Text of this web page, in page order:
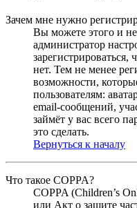
Зачем мне нужно
Вы можете этого и не
администратор
нет. Тем не менее
возможности,
пользователям:
email-сообщений,
займёт у вас всего
это сделать.
Вернуться к началу
Что такое COPPA?
COPPA (Children’s
или Акт о защите